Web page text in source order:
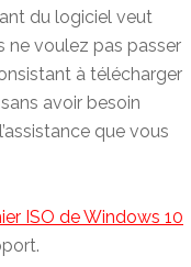
du logiciel veut
ne voulez pas passer
à télécharger
avoir besoin
que vous
ISO de Windows 10